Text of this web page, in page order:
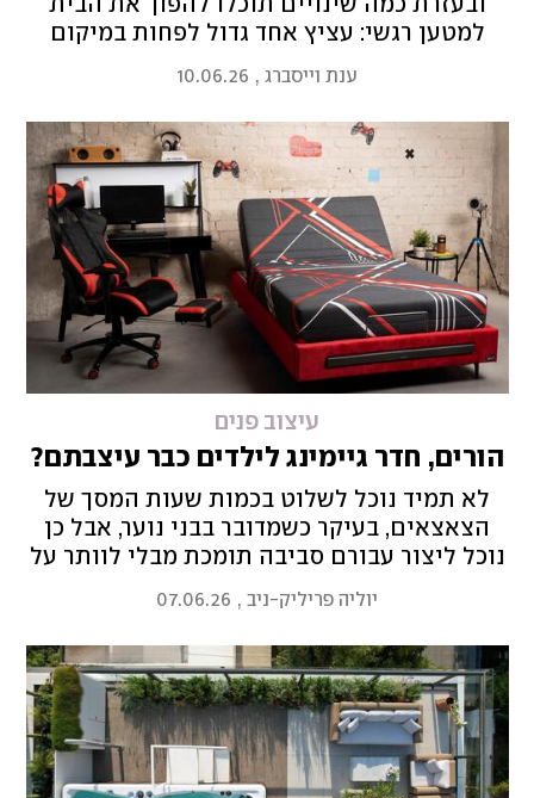
ובעזרת כמה שינויים תוכלו להפוך את הבית
למטען רגשי: עציץ אחד גדול לפחות במיקום
לידידותית לאדם הם חלק מהצעדים לשדרוג, וזה
אפילו מוכח מדעית
ענת וייסברג ,
10.06.26
עיצוב פנים
הורים, חדר גיימינג לילדים כבר עיצבתם?
לא תמיד נוכל לשלוט בכמות שעות המסך של
הצאצאים, בעיקר כשמדובר בבני נוער, אבל כן
נוכל ליצור עבורם סביבה תומכת מבלי לוותר על
העיצוב הנוח. מסוג הכיסא ועד התאורה – כך
יוצרים חדר גיימינג מותאם
יוליה פריליק-ניב,
07.06.26